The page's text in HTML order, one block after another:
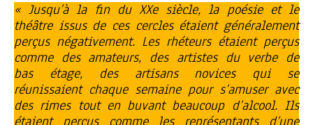
« Jusqu’à la fin du XXe siècle, la poésie et le
théâtre issus de ces cercles étaient généralement
perçus négativement. Les rhéteurs étaient perçus
comme des amateurs, des artistes du verbe de
bas étage, des artisans novices qui se
réunissaient chaque semaine pour s’amuser avec
des rimes tout en buvant beaucoup d’alcool. Ils